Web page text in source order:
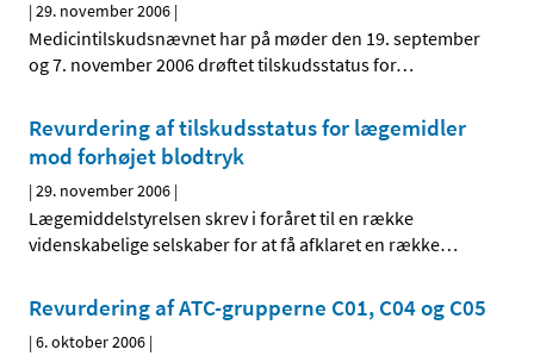
|29. november 2006 |
Medicintilskudsnævnet har på møder den 19. september
og 7. november 2006 drøftet tilskudsstatus for…
Revurdering af tilskudsstatus for lægemidler
mod forhøjet blodtryk
|29. november 2006 |
Lægemiddelstyrelsen skrev i foråret til en række
videnskabelige selskaber for at få afklaret en række…
Revurdering af ATC-grupperne C01, C04 og C05
|6. oktober 2006 |